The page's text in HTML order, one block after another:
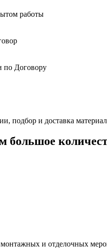
работы
по Договору
подбор и доставка
большое
и отделочных